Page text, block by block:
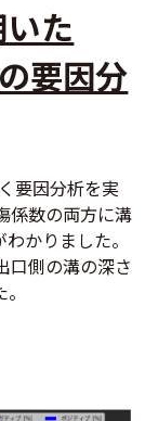
た
要因分
要因分析を実
係数の両方に溝
かりました。
口側の溝の深さ